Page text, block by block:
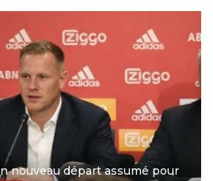
nouveau départ assumé pour